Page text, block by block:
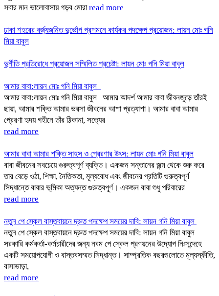
সবার মান ভালোবাসায় গড়ব মোরাread more
ঢাকা শহরের বর্জ্যজনিত দুর্ভোগ প্রশমনে কার্যকর পদক্ষেপ প্রয়োজন: লায়ন মোঃ গনি
মিয়া বাবুল
দুর্নীতি প্রতিরোধে প্রয়োজন সম্মিলিত প্রচেষ্টা: লায়ন মোঃ গনি মিয়া বাবুল
আমার বাবা:লায়ন মোঃ গনি মিয়া বাবুল
আমার বাবা:লায়ন মোঃ গনি মিয়া বাবুল আমার আদর্শ আমার বাবা জীবনজুড়ে তাঁরই
ছায়া, আমার শক্তি আমার ভরসা জীবনের আশা প্রত্যাশা। আমার বাবা আমার
প্রেরণা হৃদয় গহীনে তাঁর ঠিকানা, সত্যের
read more
আমার বাবা আমার শক্তি সাহস ও প্রেরণার উৎস: লায়ন মোঃ গনি মিয়া বাবুল
বাবা জীবনের সবচেয়ে গুরুত্বপূর্ণ ব্যক্তি। একজন সন্তানের জন্ম থেকে শুরু করে
তার বেড়ে ওঠা, শিক্ষা, নৈতিকতা, মূল্যবোধ এবং জীবনের প্রতিটি গুরুত্বপূর্ণ
সিদ্ধান্তে বাবার ভূমিকা অত্যন্ত গুরুত্বপূর্ণ। একজন বাবা শুধু পরিবারের
read more
নতুন পে স্কেল বাস্তবায়নে দ্রুত পদক্ষেপ সময়ের দাবি: লায়ন গনি মিয়া বাবুল
নতুন পে স্কেল বাস্তবায়নে দ্রুত পদক্ষেপ সময়ের দাবি: লায়ন গনি মিয়া বাবুল
সরকারি কর্মকর্তা-কর্মচারীদের জন্য নবম পে স্কেল প্রণয়নের উদ্যোগ নিঃসন্দেহে
একটি সময়োপযোগী ও বাস্তবসম্মত সিদ্ধান্ত। সাম্প্রতিক বছরগুলোতে মূল্যস্ফীতি,
বাসাভাড়া,
read more